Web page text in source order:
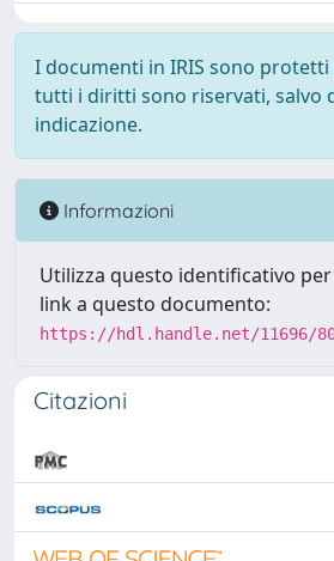
I documenti in IRIS sono
tutti i diritti sono riservati, salvo
indicazione.
Informazioni
Utilizza questo identificativo
link a questo documento:
https://hdl.handle.net/11696/
Citazioni